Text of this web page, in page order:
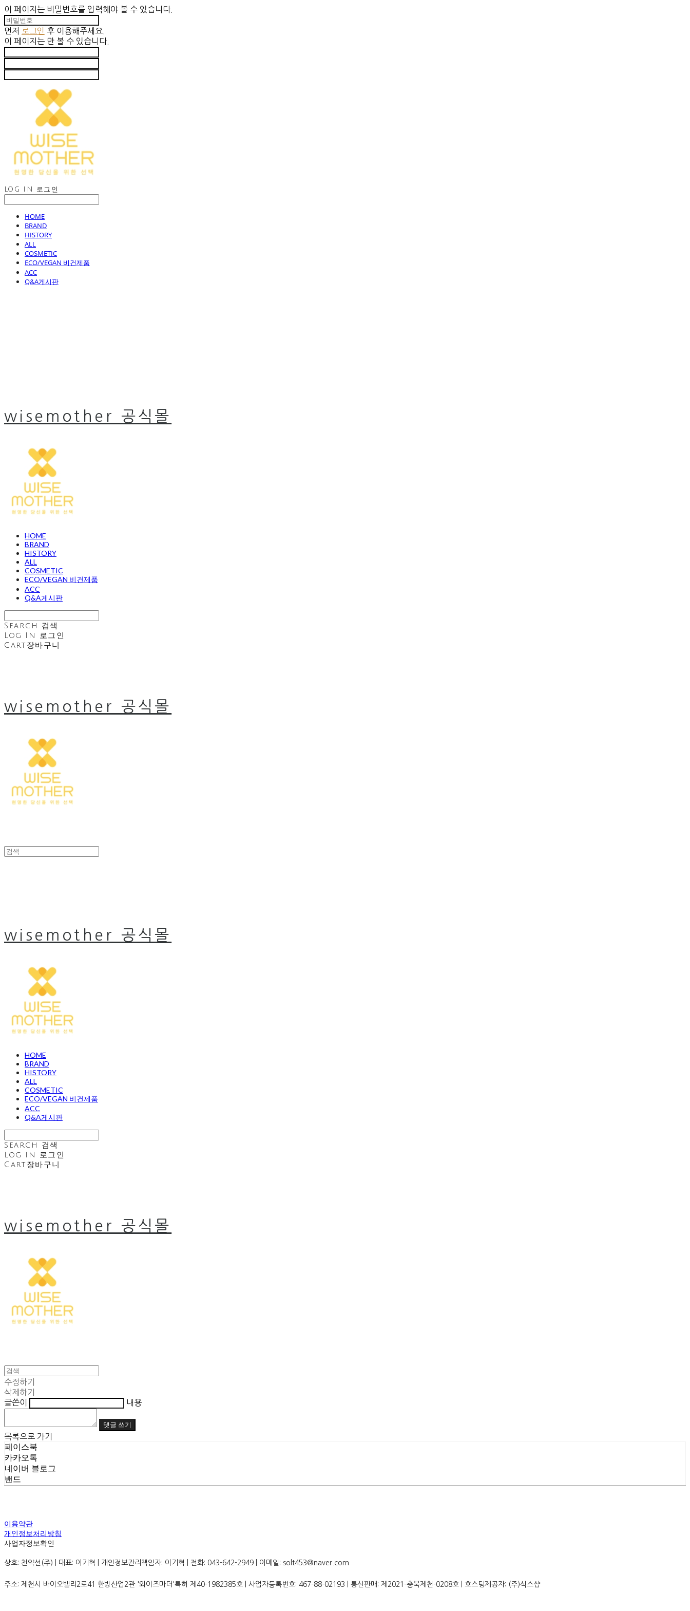
이 페이지는 비밀번호를 입력해야 볼 수 있습니다.
먼저 로그인 후 이용해주세요.
이 페이지는 만 볼 수 있습니다.
LOG IN 로그인
HOME
BRAND
HISTORY
ALL
COSMETIC
ECO/VEGAN 비건제품
ACC
Q&A게시판
wisemother 공식몰
HOME
BRAND
HISTORY
ALL
COSMETIC
ECO/VEGAN 비건제품
ACC
Q&A게시판
Search
검색
Log In
로그인
Cart장바구니
wisemother 공식몰
wisemother 공식몰
HOME
BRAND
HISTORY
ALL
COSMETIC
ECO/VEGAN 비건제품
ACC
Q&A게시판
Search
검색
Log In
로그인
Cart장바구니
wisemother 공식몰
수정하기
삭제하기
글쓴이
내용
댓글 쓰기
목록으로 가기
페이스북
카카오톡
네이버 블로그
밴드
이용약관
개인정보처리방침
사업자정보확인
상호: 천약선(주) | 대표: 이기혁 | 개인정보관리책임자: 이기혁 | 전화: 043-642-2949 | 이메일: solt453@naver.com
주소: 제천시 바이오밸리2로41 한방산업2관 '와이즈마더'특허 제40-1982385호 | 사업자등록번호: 467-88-02193 | 통신판매: 제2021-충북제천-0208호 | 호스팅제공자: (주)식스샵